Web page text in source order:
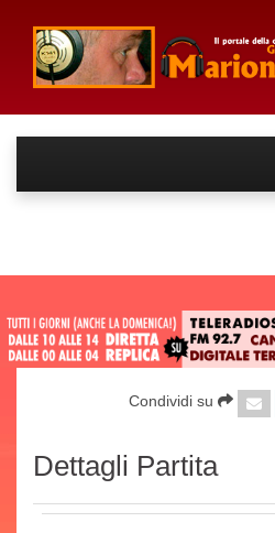
Condividi su
Dettagli Partita